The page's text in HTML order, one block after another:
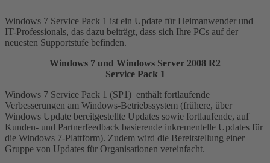
Windows 7 Service Pack 1 ist ein Update für Heimanwender und
IT-Professionals, das dazu beiträgt, dass sich Ihre PCs auf der
neuesten Supportstufe befinden.
Windows 7 und Windows Server 2008 R2
Service Pack 1
Windows 7 Service Pack 1 (SP1) enthält fortlaufende
Verbesserungen am Windows-Betriebssystem (frühere, über
Windows Update bereitgestellte Updates sowie fortlaufende, auf
Kunden- und Partnerfeedback basierende inkrementelle Updates für
die Windows 7-Plattform). Zudem wird die Bereitstellung einer
Gruppe von Updates für Organisationen vereinfacht.